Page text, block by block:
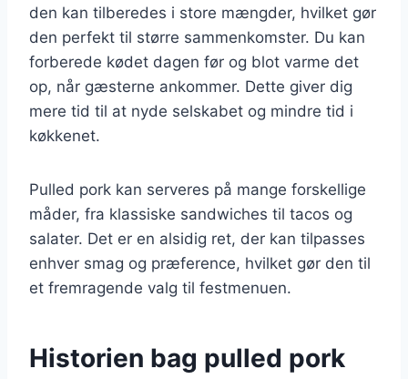
den kan tilberedes i store mængder, hvilket gør
den perfekt til større sammenkomster. Du kan
forberede kødet dagen før og blot varme det
op, når gæsterne ankommer. Dette giver dig
mere tid til at nyde selskabet og mindre tid i
køkkenet.
Pulled pork kan serveres på mange forskellige
måder, fra klassiske sandwiches til tacos og
salater. Det er en alsidig ret, der kan tilpasses
enhver smag og præference, hvilket gør den til
et fremragende valg til festmenuen.
Historien bag pulled pork